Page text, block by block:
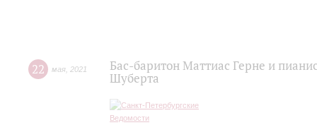
22 мая 2021
Бас-баритон Маттиас Герне и
Шуберта